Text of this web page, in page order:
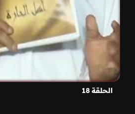
الحلقة 18